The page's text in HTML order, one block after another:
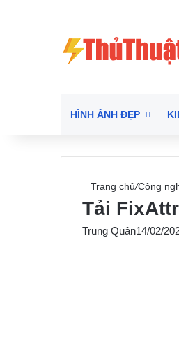
HÌNH ẢNH ĐẸP
Trang chủ/Công
Tải
Trung Quân14/02/